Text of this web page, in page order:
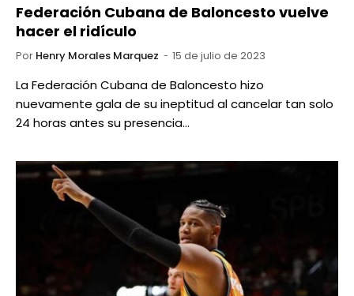
Federación Cubana de Baloncesto vuelve
hacer el ridículo
Por Henry Morales Marquez 15 de julio de 2023
La Federación Cubana de Baloncesto hizo
nuevamente gala de su ineptitud al cancelar tan solo
24 horas antes su presencia…